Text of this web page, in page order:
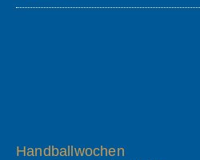
Handballwochen